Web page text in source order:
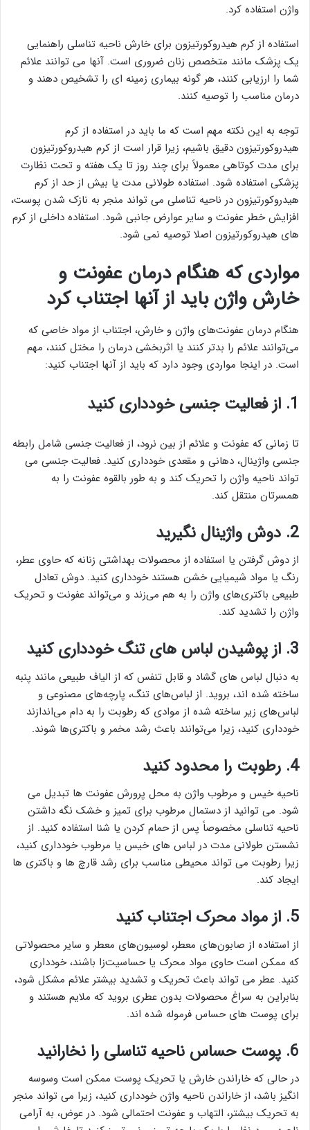
واژن استفاده کرد.
استفاده از کرم هیدروکورتیزون برای خارش ناحیه تناسلی راهنمایی
یک پزشک مانند متخصص زنان ضروری است. آنها می توانند علائم
شما را ارزیابی کنند، هر گونه بیماری زمینه ای را تشخیص دهند و
درمان مناسب را توصیه کنند.
توجه به این نکته مهم است که ما باید در استفاده از کرم
هیدروکورتیزون دقیق باشیم، زیرا قرار است از کرم هیدروکورتیزون
برای مدت کوتاهی معمولاً برای چند روز تا یک هفته و تحت نظارت
پزشکی استفاده شود. استفاده طولانی مدت یا بیش از حد از کرم
هیدروکورتیزون در ناحیه تناسلی می تواند منجر به نازک شدن پوست،
افزایش خطر عفونت و سایر عوارض جانبی شود. استفاده داخلی از کرم
های هیدروکورتیزون اصلا توصیه نمی شود.
مواردی که هنگام درمان عفونت و
خارش واژن باید از آنها اجتناب کرد
هنگام درمان عفونت‌های واژن و خارش، اجتناب از مواد خاصی که
می‌توانند علائم را بدتر کنند یا اثربخشی درمان را مختل کنند، مهم
است. در اینجا مواردی وجود دارد که باید از آنها اجتناب کنید:
1. از فعالیت جنسی خودداری کنید
تا زمانی که عفونت و علائم از بین نرود، از فعالیت جنسی شامل رابطه
جنسی واژینال، دهانی و مقعدی خودداری کنید. فعالیت جنسی می
تواند ناحیه واژن را تحریک کند و به طور بالقوه عفونت را به
همسرتان منتقل کند.
2. دوش واژینال نگیرید
از دوش گرفتن یا استفاده از محصولات بهداشتی زنانه که حاوی عطر،
رنگ یا مواد شیمیایی خشن هستند خودداری کنید. دوش تعادل
طبیعی باکتری‌های واژن را به هم می‌زند و می‌تواند عفونت و تحریک
واژن را تشدید کند.
3. از پوشیدن لباس های تنگ خودداری کنید
به دنبال لباس های گشاد و قابل تنفس که از الیاف طبیعی مانند پنبه
ساخته شده اند، بروید. از لباس‌های تنگ، پارچه‌های مصنوعی و
لباس‌های زیر ساخته شده از موادی که رطوبت را به دام می‌اندازند
خودداری کنید، زیرا می‌توانند باعث رشد مخمر و باکتری‌ها شوند.
4. رطوبت را محدود کنید
ناحیه خیس و مرطوب واژن به محل پرورش عفونت ها تبدیل می
شود. می توانید از دستمال مرطوب برای تمیز و خشک نگه داشتن
ناحیه تناسلی مخصوصاً پس از حمام کردن یا شنا استفاده کنید. از
نشستن طولانی مدت در لباس های خیس یا مرطوب خودداری کنید،
زیرا رطوبت می تواند محیطی مناسب برای رشد قارچ ها و باکتری ها
ایجاد کند.
5. از مواد محرک اجتناب کنید
از استفاده از صابون‌های معطر، لوسیون‌های معطر و سایر محصولاتی
که ممکن است حاوی مواد محرک یا حساسیت‌زا باشند، خودداری
کنید. عطر می تواند باعث تحریک و تشدید بیشتر علائم مشکل شود،
بنابراین به سراغ محصولات بدون عطری بروید که ملایم هستند و
برای پوست های حساس فرموله شده اند.
6. پوست حساس ناحیه تناسلی را نخارانید
در حالی که خاراندن خارش یا تحریک پوست ممکن است وسوسه
انگیز باشد، از خاراندن ناحیه واژن خودداری کنید، زیرا می تواند منجر
به تحریک بیشتر، التهاب و عفونت احتمالی شود. در عوض، به آرامی